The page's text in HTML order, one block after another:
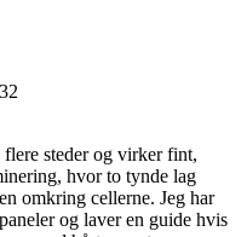
steder og virker fint,
hvor to tynde lag
omkring cellerne. Jeg har
og laver en guide hvis